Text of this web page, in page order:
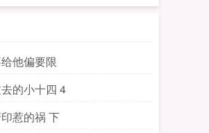
他偏要限
的小十四 4
惹的祸 下